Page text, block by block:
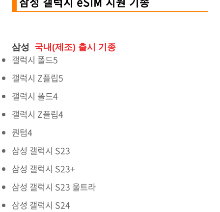
삼성 국내(제조) 출시 기종
갤럭시 폴드5
갤럭시 Z플립5
갤럭시 폴드4
갤럭시 Z플립4
퀀텀4
삼성 갤럭시 S23
삼성 갤럭시 S23+
삼성 갤럭시 S23 울트라
삼성 갤럭시 S24